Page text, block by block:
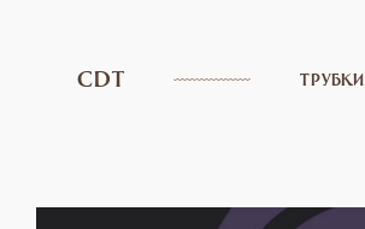
CDT ТРУБКИ